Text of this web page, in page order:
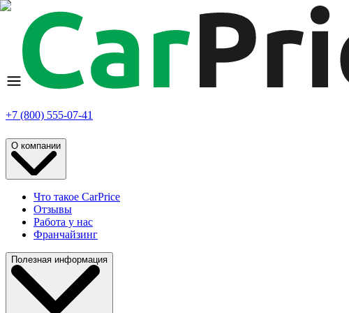
+7 (800) 555-07-41
О компании
Что такое CarPrice
Отзывы
Работа у нас
Франчайзинг
Полезная информация